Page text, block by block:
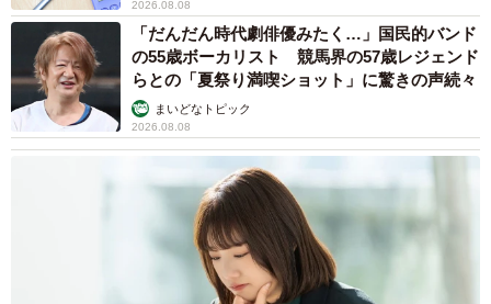
2026.08.08
「だんだん時代劇俳優みたく…」国民的バンド
の55歳ボーカリスト 競馬界の57歳レジェンド
らとの「夏祭り満喫ショット」に驚きの声続々
まいどなトピック
2026.08.08